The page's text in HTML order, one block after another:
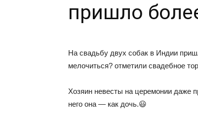
пришло
На свадьбу двух собак в Индии
мелочиться? отметили свадебное
Хозяин невесты на церемонии даже
него она — как дочь.😃